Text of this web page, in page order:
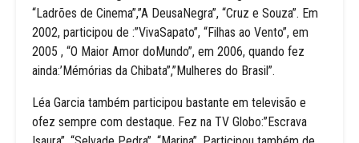
“Ladrões de Cinema”,”A DeusaNegra”, “Cruz e Souza”. Em
2002, participou de :”VivaSapato”, “Filhas ao Vento”, em
2005 , “O Maior Amor doMundo”, em 2006, quando fez
ainda:’Mémórias da Chibata”,”Mulheres do Brasil”.
Léa Garcia também participou bastante em televisão e
ofez sempre com destaque. Fez na TV Globo:”Escrava